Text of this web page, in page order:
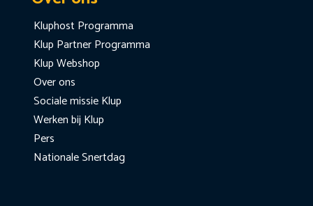
Kluphost Programma
Klup Partner Programma
Klup Webshop
Over ons
Sociale missie Klup
Werken bij Klup
Pers
Nationale Snertdag